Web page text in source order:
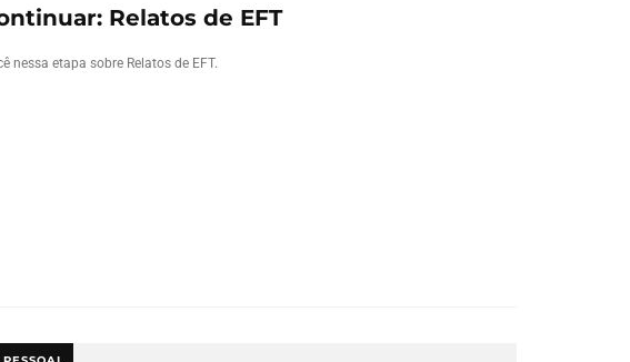
Relatos de EFT
nessa etapa sobre Relatos de EFT.